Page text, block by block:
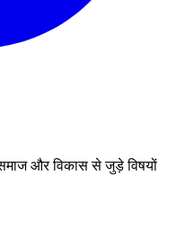
समाज और विकास से जुड़े विषयों